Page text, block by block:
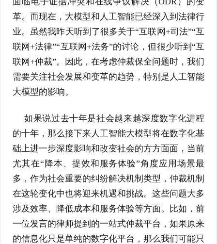
革。而现在，大模型和人工智能已经深入到法律行
业。虽然我昨天听到了很多关于“互联网+司法”“互
联网+法律”“互联网+法务”的讨论，但很少听到“互
联网+仲裁”。因此，在考虑仲裁保全问题时，我们
需要关注社会发展和变革的趋势，特别是人工智能
大模型的影响。
如果说过去十年是社会越来越深度数字化进程
的十年，那么接下来人工智能大模型将在数字化基
础上进一步深度影响和改变社会的方方面面，当前
尤其在“降本、提效和服务体验”角度应用场景最
多，作为社会重要的纠纷解决机制类型，仲裁机制
在这轮变化中也将迎来机遇和挑战。这些问题大多
涉及效率、降低成本和服务体验等方面。比如，前
一位发言的律师提到的一站式仲裁平台，如果原来
的信息化只是单纯的数字化平台，那么我们可能只